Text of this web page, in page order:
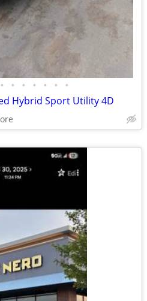
• • • • • • •
Hybrid Sport Utility 4D